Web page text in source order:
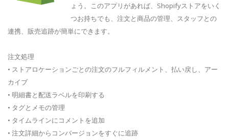
ょう。このアプリがあれば、Shopifyストアをいく
つお持ちでも、注文と商品の管理、スタッフとの
連携、販売追跡が簡単にできます。
注文処理
• ストアロケーションごとの注文のフルフィルメント、払い戻し、アー
カイブ
• 明細書と配送ラベルを印刷する
• タグとメモの管理
• タイムラインにコメントを追加
• 注文詳細からコンバージョンをすぐに追跡